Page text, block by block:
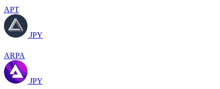
APT
JPY
ARPA
JPY